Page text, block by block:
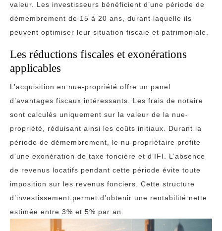
valeur. Les investisseurs bénéficient d’une période de
démembrement de 15 à 20 ans, durant laquelle ils
peuvent optimiser leur situation fiscale et patrimoniale.
Les réductions fiscales et exonérations
applicables
L’acquisition en nue-propriété offre un panel
d’avantages fiscaux intéressants. Les frais de notaire
sont calculés uniquement sur la valeur de la nue-
propriété, réduisant ainsi les coûts initiaux. Durant la
période de démembrement, le nu-propriétaire profite
d’une exonération de taxe foncière et d’IFI. L’absence
de revenus locatifs pendant cette période évite toute
imposition sur les revenus fonciers. Cette structure
d’investissement permet d’obtenir une rentabilité nette
estimée entre 3% et 5% par an.